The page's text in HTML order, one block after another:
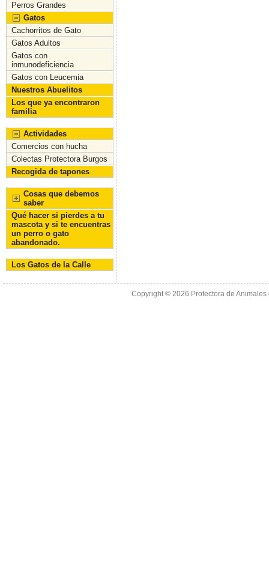
Perros Grandes
Gatos
Cachorritos de Gato
Gatos Adultos
Gatos con
inmunodeficiencia
Gatos con Leucemia
Nuestros Abuelitos
Los que ya encontraron
familia
Actividades
Comercios con hucha
Colectas Protectora Burgos
Recogida de tapones
Cosas que debemos
saber
Qué hacer si pierdes a tu
mascota y si te encuentras
un perro o gato
abandonado.
Los Gatos de la Calle
Copyright © 2026 Protectora de Animales